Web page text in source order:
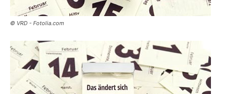
© VRD - Fotolia.com